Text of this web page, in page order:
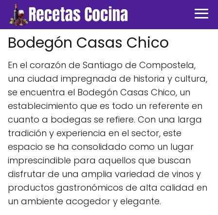
Bodegón Casas Chico
En el corazón de Santiago de Compostela,
una ciudad impregnada de historia y cultura,
se encuentra el Bodegón Casas Chico, un
establecimiento que es todo un referente en
cuanto a bodegas se refiere. Con una larga
tradición y experiencia en el sector, este
espacio se ha consolidado como un lugar
imprescindible para aquellos que buscan
disfrutar de una amplia variedad de vinos y
productos gastronómicos de alta calidad en
un ambiente acogedor y elegante.